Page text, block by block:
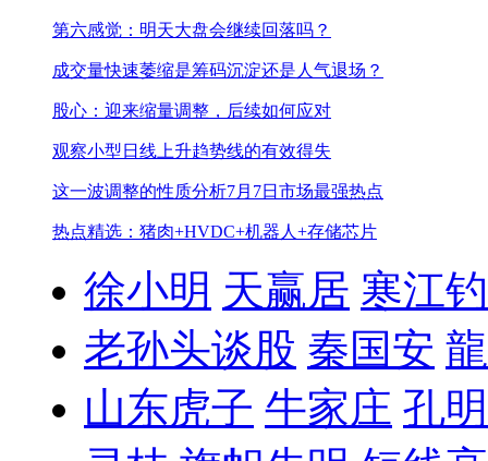
第六感觉：明天大盘会继续回落吗？
成交量快速萎缩是筹码沉淀还是人气退场？
股心：迎来缩量调整，后续如何应对
观察小型日线上升趋势线的有效得失
这一波调整的性质分析7月7日市场最强热点
热点精选：猪肉+HVDC+机器人+存储芯片
徐小明 天赢居 寒江
老孙头谈股 秦国安
山东虎子 牛家庄 孔